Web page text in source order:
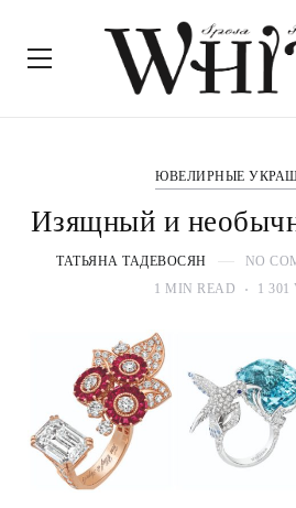
ЮВЕЛИРНЫЕ
Изящный и
ТАТЬЯНА ТАДЕВОСЯН NO
1 MIN READ
1 301